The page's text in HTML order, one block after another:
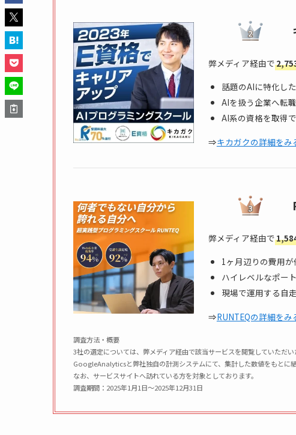
弊メディア経由で
話題のAIに特化し
AIを扱う企業へ転
AI系の資格を取得
⇒キカガクの詳細をみ
弊メディア経由で
1ヶ月辺りの費用
ハイレベルなポー
現場で運用する自
⇒RUNTEQの詳細をみ
調査方法・概要
3社の選定については、弊メディア経由で該当サービスを閲覧していただい
GoogleAnalyticsと弊社独自の計測システムにて、集計した数値をもとに結
なお、サービスサイトへ訪れている方を対象としております。
調査期間：2025年1月1日〜2025年12月31日